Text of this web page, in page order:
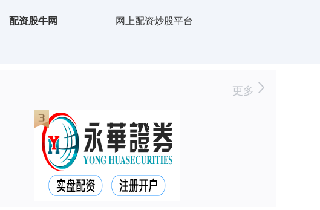
配资股牛网 网上配资炒股平台
更多